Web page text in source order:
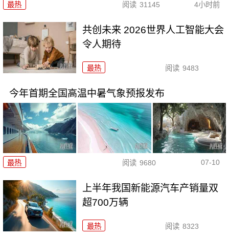
最热 阅读 31145 4小时前
共创未来 2026世界人工智能大会
令人期待
最热 阅读 9483
今年首期全国高温中暑气象预报发布
最热 阅读 9680 07-10
上半年我国新能源汽车产销量双
超700万辆
最热 阅读 8323